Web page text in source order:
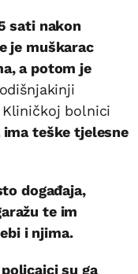
sati nakon
je muškarac
a potom je
bolnici
teške tjelesne
događaja,
te im
i njima.
policajci su ga